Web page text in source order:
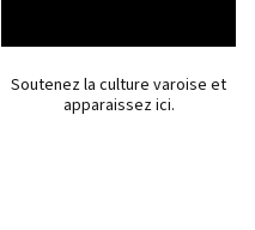
Soutenez la culture varoise et
apparaissez ici.